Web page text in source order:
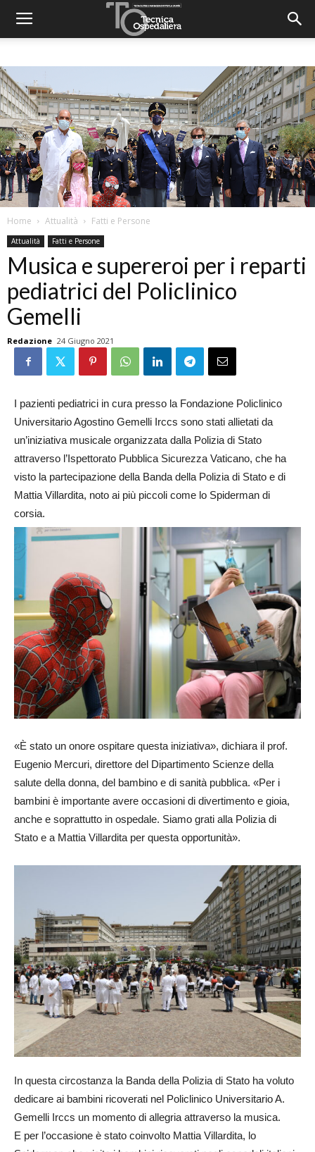
Home Attualità Fatti e Persone
Attualità Fatti e Persone
Musica e supereroi per i reparti
pediatrici del Policlinico
Gemelli
Redazione 24 Giugno 2021
I pazienti pediatrici in cura presso la Fondazione Policlinico
Universitario Agostino Gemelli Irccs sono stati allietati da
un’iniziativa musicale organizzata dalla Polizia di Stato
attraverso l’Ispettorato Pubblica Sicurezza Vaticano, che ha
visto la partecipazione della Banda della Polizia di Stato e di
Mattia Villardita, noto ai più piccoli come lo Spiderman di
corsia.
«È stato un onore ospitare questa iniziativa», dichiara il prof.
Eugenio Mercuri, direttore del Dipartimento Scienze della
salute della donna, del bambino e di sanità pubblica. «Per i
bambini è importante avere occasioni di divertimento e gioia,
anche e soprattutto in ospedale. Siamo grati alla Polizia di
Stato e a Mattia Villardita per questa opportunità».
In questa circostanza la Banda della Polizia di Stato ha voluto
dedicare ai bambini ricoverati nel Policlinico Universitario A.
Gemelli Irccs un momento di allegria attraverso la musica.
E per l’occasione è stato coinvolto Mattia Villardita, lo